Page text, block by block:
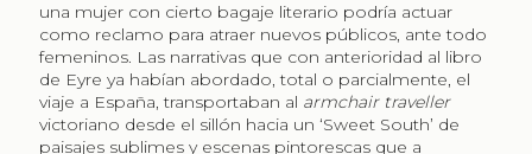
una mujer con cierto bagaje literario podría actuar
como reclamo para atraer nuevos públicos, ante todo
femeninos. Las narrativas que con anterioridad al libro
de Eyre ya habían abordado, total o parcialmente, el
viaje a España, transportaban al armchair traveller
victoriano desde el sillón hacia un ‘Sweet South’ de
paisajes sublimes y escenas pintorescas que a